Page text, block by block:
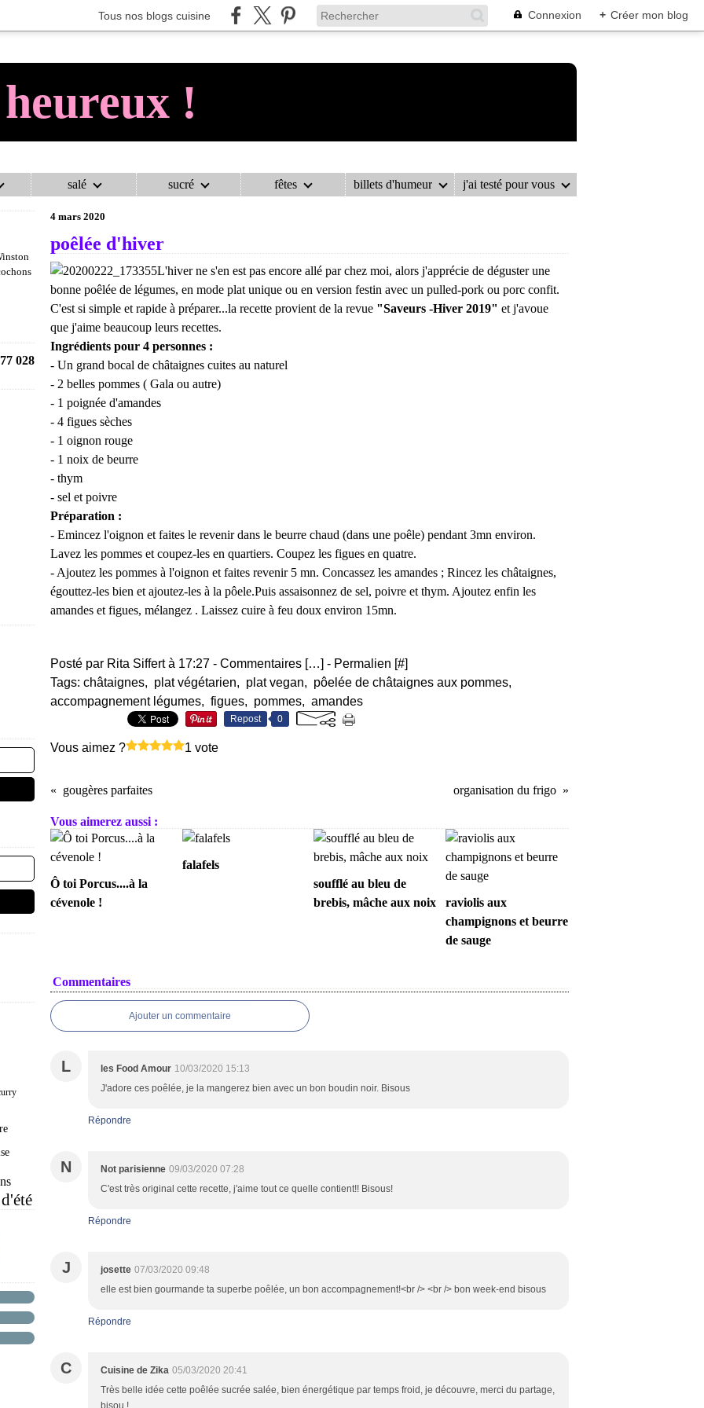
Tous nos blogs cuisine Connexion + Créer mon blog
!
salé sucré fêtes billets d'humeur
j'ai testé pour vous
028
AU COCHON HEUREUX ! PLATS D'HIVER > POÊLÉE D'HIVER
4 mars 2020
poêlée d'hiver
L'hiver ne s'en est pas encore allé par chez moi, alors j'apprécie de déguster une
bonne poêlée de légumes, en mode plat unique ou en version festin avec un pulled-pork ou porc confit.
C'est si simple et rapide à préparer...la recette provient de la revue "Saveurs -Hiver 2019" et j'avoue
que j'aime beaucoup leurs recettes.
Ingrédients pour 4 personnes :
- Un grand bocal de châtaignes cuites au naturel
- 2 belles pommes ( Gala ou autre)
- 1 poignée d'amandes
- 4 figues sèches
- 1 oignon rouge
- 1 noix de beurre
- thym
- sel et poivre
Préparation :
- Emincez l'oignon et faites le revenir dans le beurre chaud (dans une poêle) pendant 3mn environ.
Lavez les pommes et coupez-les en quartiers. Coupez les figues en quatre.
- Ajoutez les pommes à l'oignon et faites revenir 5 mn. Concassez les amandes ; Rincez les châtaignes,
égouttez-les bien et ajoutez-les à la pôele.Puis assaisonnez de sel, poivre et thym. Ajoutez enfin les
amandes et figues, mélangez . Laissez cuire à feu doux environ 15mn.
Posté par Rita Siffert à 17:27 - Commentaires […] - Permalien [#]
Tags: châtaignes, plat végétarien, plat vegan, pôelée de châtaignes aux pommes,
accompagnement légumes, figues, pommes, amandes
Repost 0
Vous aimez ? 1 vote
gougères parfaites organisation du frigo
Vous aimerez aussi :
Ô toi Porcus....à la
cévenole !
falafels
soufflé au bleu de
brebis, mâche aux noix
raviolis aux
champignons et beurre
de sauge
Commentaires
Ajouter un commentaire
L les Food Amour 10/03/2020 15:13
J'adore ces poêlée, je la mangerez bien avec un bon boudin noir. Bisous
Répondre
N Not parisienne 09/03/2020 07:28
C'est très original cette recette, j'aime tout ce quelle contient!! Bisous!
Répondre
J josette 07/03/2020 09:48
elle est bien gourmande ta superbe poêlée, un bon accompagnement!<br /> <br /> bon week-end bisous
Répondre
C Cuisine de Zika 05/03/2020 20:41
Très belle idée cette poêlée sucrée salée, bien énergétique par temps froid, je découvre, merci du partage,
bisou !